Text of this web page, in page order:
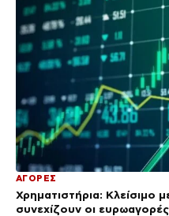
ΑΓΟΡΕΣ
Χρηματιστήρια: Κλείσιμο
συνεχίζουν οι ευρωαγορές